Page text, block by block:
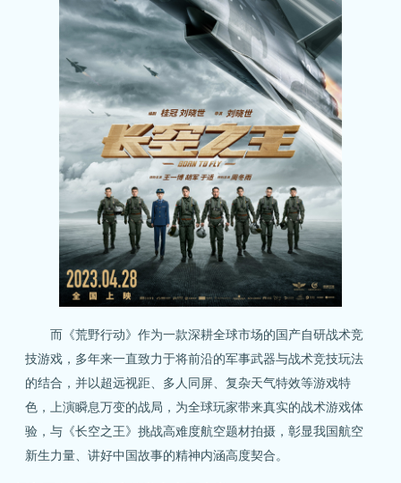
而《荒野行动》作为一款深耕全球市场的国产自研战术竞
技游戏，多年来一直致力于将前沿的军事武器与战术竞技玩法
的结合，并以超远视距、多人同屏、复杂天气特效等游戏特
色，上演瞬息万变的战局，为全球玩家带来真实的战术游戏体
验，与《长空之王》挑战高难度航空题材拍摄，彰显我国航空
新生力量、讲好中国故事的精神内涵高度契合。
关注微博：荒野行动官方微博 关注微信：网易荒野行动